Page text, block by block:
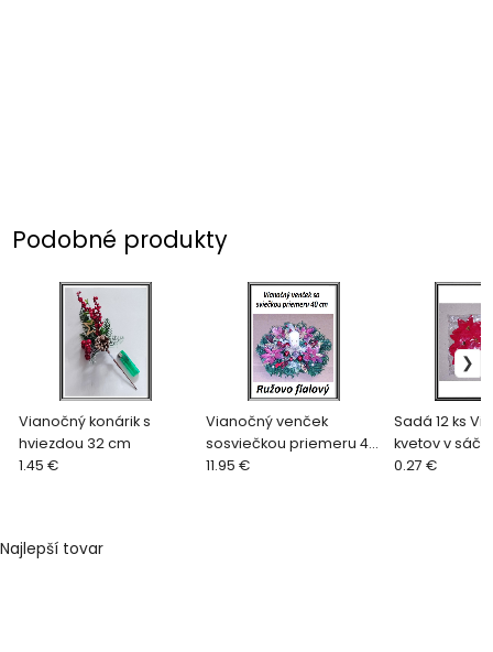
Podobné produkty
Vianočný konárik s
hviezdou 32 cm
1.45 €
Vianočný venček
sosviečkou priemeru 40
cm ružovo fialový
11.95 €
Sadá 12 ks
kvetov v
0.27 €
Najlepší tovar